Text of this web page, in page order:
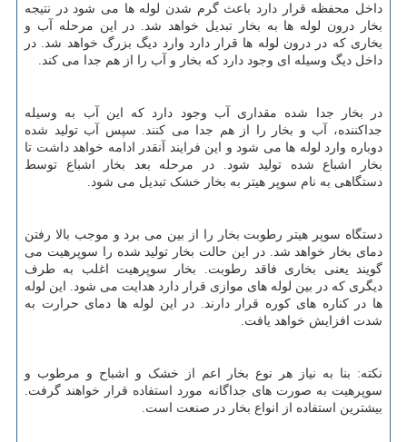
داخل محفظه قرار دارد باعث گرم شدن لوله ها می شود در نتیجه
بخار درون لوله ها به بخار تبدیل خواهد شد. در این مرحله آب و
بخاری که در درون لوله ها قرار دارد وارد دیگ بزرگ خواهد شد. در
داخل دیگ وسیله ای وجود دارد که بخار و آب را از هم جدا می کند.
در بخار جدا شده مقداری آب وجود دارد که این آب به وسیله
جداکننده، آب و بخار را از هم جدا می کنند. سپس آب تولید شده
دوباره وارد لوله ها می شود و این فرایند آنقدر ادامه خواهد داشت تا
بخار اشباع شده تولید شود. در مرحله بعد بخار اشباع توسط
دستگاهی به نام سوپر هیتر به بخار خشک تبدیل می شود.
دستگاه سوپر هیتر رطوبت بخار را از بین می برد و موجب بالا رفتن
دمای بخار خواهد شد. در این حالت بخار تولید شده را سوپرهیت می
گویند یعنی بخاری فاقد رطوبت. بخار سوپرهیت اغلب به طرف
دیگری که در بین لوله های موازی قرار دارد هدایت می شود. این لوله
ها در کناره های کوره قرار دارند. در این لوله ها دمای حرارت به
شدت افزایش خواهد یافت.
نکته: بنا به نیاز هر نوع بخار اعم از خشک و اشباح و مرطوب و
سوپرهیت به صورت های جداگانه مورد استفاده قرار خواهند گرفت.
بیشترین استفاده از انواع بخار در صنعت است.